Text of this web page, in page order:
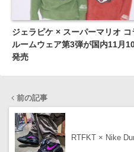
ジェラピケ × スーパーマリオ コ
ルームウェア第3弾が国内11月
発売
前の記事
RTFKT × Nike